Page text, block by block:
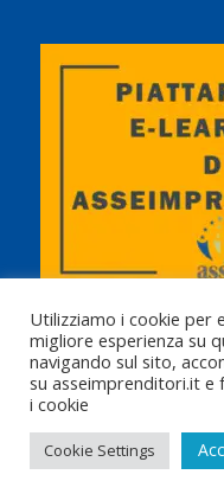
www.asseimprenditori.it |
Utilizziamo i cookie per
migliore esperienza su
navigando sul sito,
su asseimprenditori.it
i cookie
Cookie Settings